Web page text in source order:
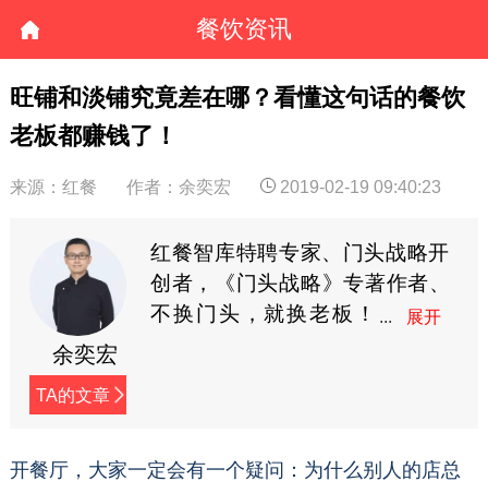
餐饮资讯
旺铺和淡铺究竟差在哪？看懂这句话的餐饮
老板都赚钱了！
来源：红餐 作者：余奕宏 2019-02-19 09:40:23
余奕宏
TA的文章
红餐智库特聘专家、门头战略开
创者，《门头战略》专著作者、
不换门头，就换老板！
开餐厅，大家一定会有一个疑问：为什么别人的店总